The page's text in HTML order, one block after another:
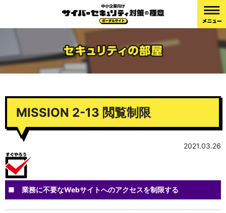
MISSION 2-13 閲覧制限
2021.03.26
■ 業務に不要なWebサイトへのアクセスを制限する